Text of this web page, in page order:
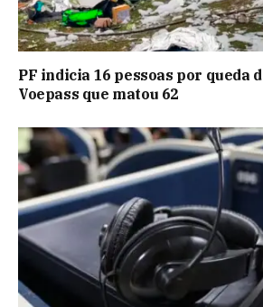
PF indicia 16 pessoas por queda
Voepass que matou 62